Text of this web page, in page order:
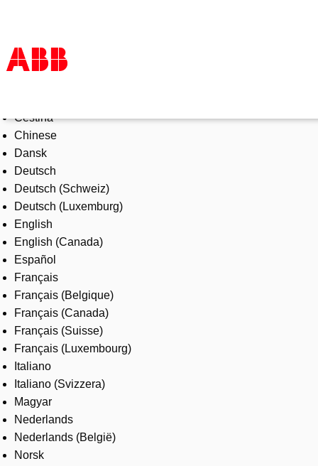
Products & Solutions
Industries
Services
About us
Where to buy
Contact us
Careers
Čeština
Chinese
Dansk
Deutsch
Deutsch (Schweiz)
Deutsch (Luxemburg)
English
English (Canada)
Español
Français
Français (Belgique)
Français (Canada)
Français (Suisse)
Français (Luxembourg)
Italiano
Italiano (Svizzera)
Magyar
Nederlands
Nederlands (België)
Norsk